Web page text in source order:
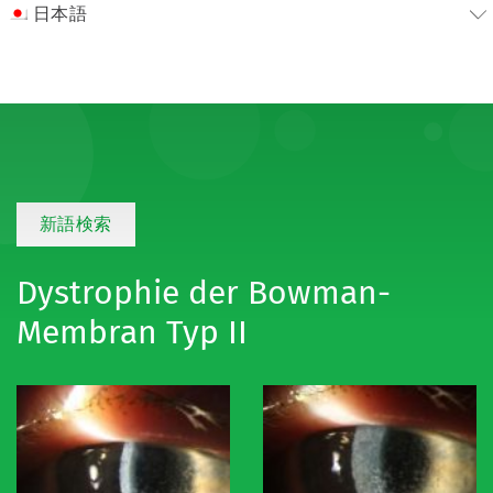
日本語
新語検索
Dystrophie der Bowman-
Membran Typ II